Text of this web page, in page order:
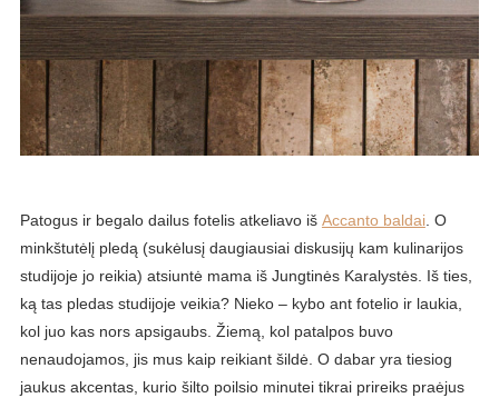
Patogus ir begalo dailus fotelis atkeliavo iš Accanto baldai. O
minkštutėlį pledą (sukėlusį daugiausiai diskusijų kam kulinarijos
studijoje jo reikia) atsiuntė mama iš Jungtinės Karalystės. Iš ties,
ką tas pledas studijoje veikia? Nieko – kybo ant fotelio ir laukia,
kol juo kas nors apsigaubs. Žiemą, kol patalpos buvo
nenaudojamos, jis mus kaip reikiant šildė. O dabar yra tiesiog
jaukus akcentas, kurio šilto poilsio minutei tikrai prireiks praėjus